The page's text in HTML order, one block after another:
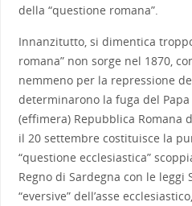
della “questione romana”.
Innanzitutto, si dimentica
romana” non sorge nel 1870,
nemmeno per la repressione
determinarono la fuga del
(effimera) Repubblica Romana
il 20 settembre costituisce la
“questione ecclesiastica”
Regno di Sardegna con le leggi
“eversive” dell’asse